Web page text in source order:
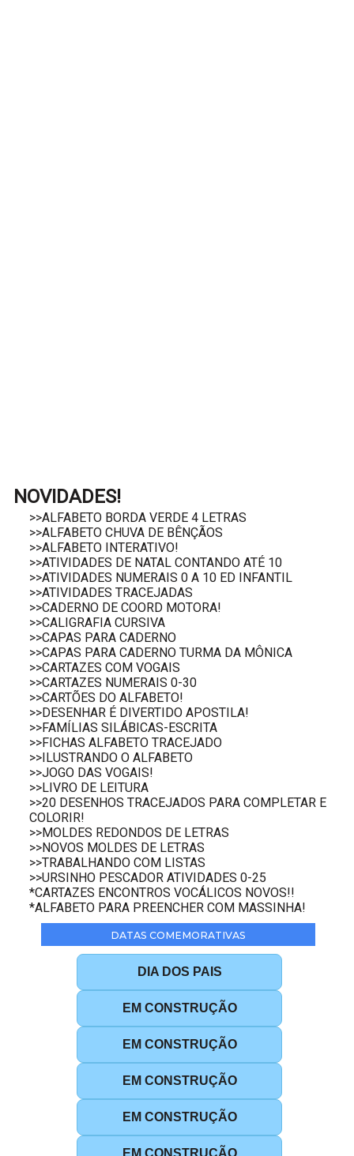
NOVIDADES!
>>ALFABETO BORDA VERDE 4 LETRAS
>>ALFABETO CHUVA DE BÊNÇÃOS
>>ALFABETO INTERATIVO!
>>ATIVIDADES DE NATAL CONTANDO ATÉ 10
>>ATIVIDADES NUMERAIS 0 A 10 ED INFANTIL
>>ATIVIDADES TRACEJADAS
>>CADERNO DE COORD MOTORA!
>>CALIGRAFIA CURSIVA
>>CAPAS PARA CADERNO
>>CAPAS PARA CADERNO TURMA DA MÔNICA
>>CARTAZES COM VOGAIS
>>CARTAZES NUMERAIS 0-30
>>CARTÕES DO ALFABETO!
>>DESENHAR É DIVERTIDO APOSTILA!
>>FAMÍLIAS SILÁBICAS-ESCRITA
>>FICHAS ALFABETO TRACEJADO
>>ILUSTRANDO O ALFABETO
>>JOGO DAS VOGAIS!
>>LIVRO DE LEITURA
>>20 DESENHOS TRACEJADOS PARA COMPLETAR E
COLORIR!
>>MOLDES REDONDOS DE LETRAS
>>NOVOS MOLDES DE LETRAS
>>TRABALHANDO COM LISTAS
>>URSINHO PESCADOR ATIVIDADES 0-25
*CARTAZES ENCONTROS VOCÁLICOS NOVOS!!
*ALFABETO PARA PREENCHER COM MASSINHA!
DATAS COMEMORATIVAS
DIA DOS PAIS
EM CONSTRUÇÃO
EM CONSTRUÇÃO
EM CONSTRUÇÃO
EM CONSTRUÇÃO